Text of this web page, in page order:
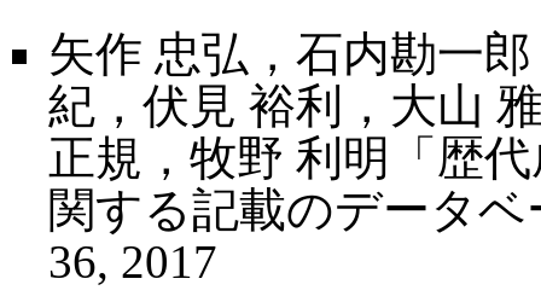
矢作 忠弘，石内勘一
紀，伏見 裕利，大山
正規，牧野 利明「歴
関する記載のデータ
36, 2017